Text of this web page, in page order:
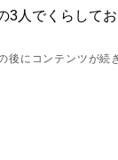
3人でくらしてお
後にコンテンツが続